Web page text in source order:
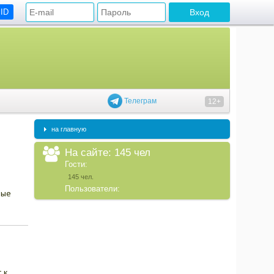
Телеграм 12+
на главную
На сайте: 145 чел
Гости:
145 чел.
Пользователи: